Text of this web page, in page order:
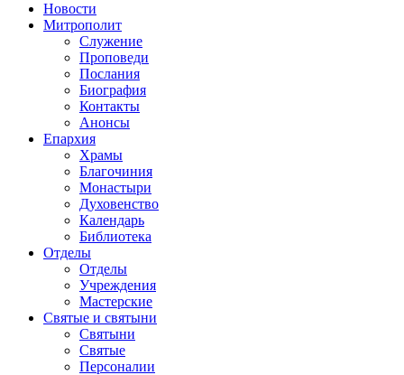
Новости
Митрополит
Служение
Проповеди
Послания
Биография
Контакты
Анонсы
Епархия
Храмы
Благочиния
Монастыри
Духовенство
Календарь
Библиотека
Отделы
Отделы
Учреждения
Мастерские
Святые и святыни
Cвятыни
Cвятые
Персоналии